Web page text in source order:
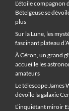
L’étoile compagnon
Bételgeuse se
plus
Sur la Lune, les
fascinant plateau
À Céron, un grand
accueille les
amateurs
Le télescope James
dévoile la galaxie
L’inquiétant miroir